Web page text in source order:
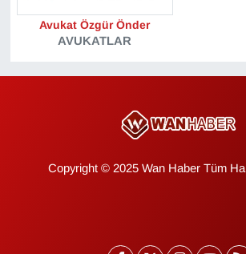
Avukat Özgür Önder
AVUKATLAR
Copyright © 2025 Wan Haber Tüm
Kamu Alımları
Kültür & Sanat
KURDÎ